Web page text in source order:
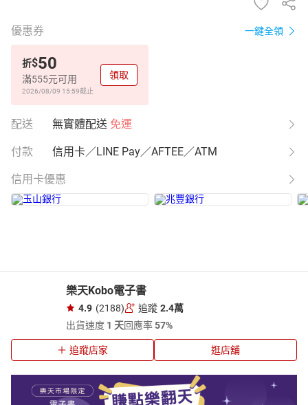
優惠券 一鍵全領
折$50
滿555元可用
2026/08/09 15:59截止
領取
配送 無實體配送 免運
付款 信用卡／LINE Pay／AFTEE／ATM
信用卡優惠
樂天Kobo電子書
4.9 (2188) 追蹤 2.4萬
出貨速度 1 天回應率57%
追蹤店家 逛店舖